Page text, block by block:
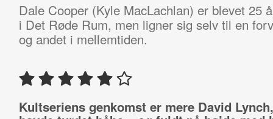
Dale Cooper (Kyle MacLachlan) er blevet 25
i Det Røde Rum, men ligner sig selv til en
og andet i mellemtiden.
Kultseriens genkomst er mere David